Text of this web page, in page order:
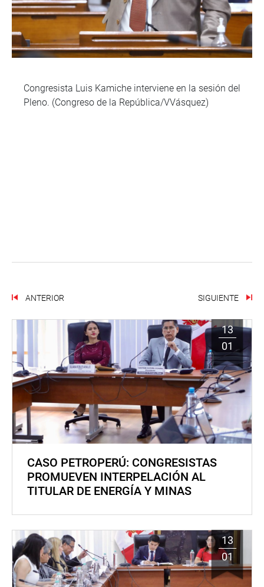
Congresista Luis Kamiche interviene en la sesión del
Pleno. (Congreso de la República/VVásquez)
ANTERIOR SIGUIENTE
13
01
CASO PETROPERÚ: CONGRESISTAS
PROMUEVEN INTERPELACIÓN AL
TITULAR DE ENERGÍA Y MINAS
13
01